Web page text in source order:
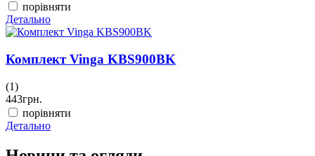
порівняти
Детально
Комплект Vinga KBS900BK
(1)
443грн.
порівняти
Детально